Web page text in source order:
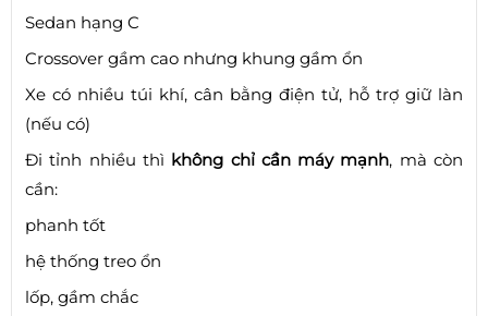
Sedan hạng C
Crossover gầm cao nhưng khung gầm ổn
Xe có nhiều túi khí, cân bằng điện tử, hỗ trợ giữ làn
(nếu có)
Đi tỉnh nhiều thì không chỉ cần máy mạnh, mà còn
cần:
phanh tốt
hệ thống treo ổn
lốp, gầm chắc